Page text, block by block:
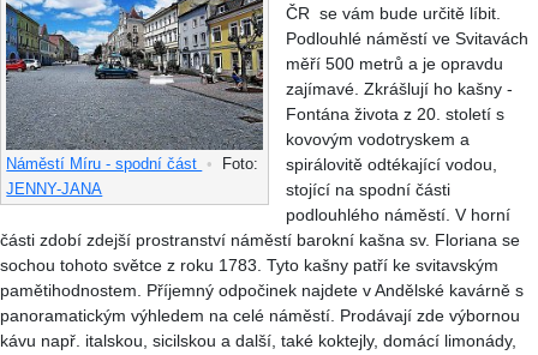
Náměstí Míru - spodní část •
Foto:
JENNY-JANA
ČR se vám bude určitě líbit.
Podlouhlé náměstí ve Svitavách
měří 500 metrů a je opravdu
zajímavé. Zkrášlují ho kašny -
Fontána života z 20. století s
kovovým vodotryskem a
spirálovitě odtékající vodou,
stojící na spodní části
podlouhlého náměstí. V horní
části zdobí zdejší prostranství náměstí barokní kašna sv. Floriana se
sochou tohoto světce z roku 1783. Tyto kašny patří ke svitavským
pamětihodnostem. Příjemný odpočinek najdete v Andělské kavárně s
panoramatickým výhledem na celé náměstí. Prodávají zde výbornou
kávu např. italskou, sicilskou a další, také koktejly, domácí limonády,